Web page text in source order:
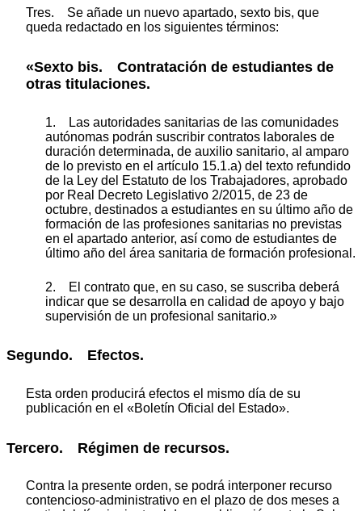
Tres. Se añade un nuevo apartado, sexto bis, que
queda redactado en los siguientes términos:
«Sexto bis. Contratación de estudiantes de
otras titulaciones.
1. Las autoridades sanitarias de las comunidades
autónomas podrán suscribir contratos laborales de
duración determinada, de auxilio sanitario, al amparo
de lo previsto en el artículo 15.1.a) del texto refundido
de la Ley del Estatuto de los Trabajadores, aprobado
por Real Decreto Legislativo 2/2015, de 23 de
octubre, destinados a estudiantes en su último año de
formación de las profesiones sanitarias no previstas
en el apartado anterior, así como de estudiantes de
último año del área sanitaria de formación profesional.
2. El contrato que, en su caso, se suscriba deberá
indicar que se desarrolla en calidad de apoyo y bajo
supervisión de un profesional sanitario.»
Segundo. Efectos.
Esta orden producirá efectos el mismo día de su
publicación en el «Boletín Oficial del Estado».
Tercero. Régimen de recursos.
Contra la presente orden, se podrá interponer recurso
contencioso-administrativo en el plazo de dos meses a